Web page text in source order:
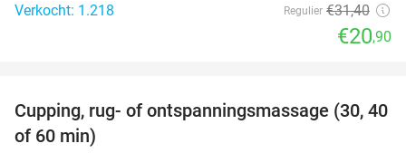
Verkocht: 1.218
Regulier €31,40
€20,90
60%
Cupping, rug- of ontspanningsmassage (30, 40
of 60 min)